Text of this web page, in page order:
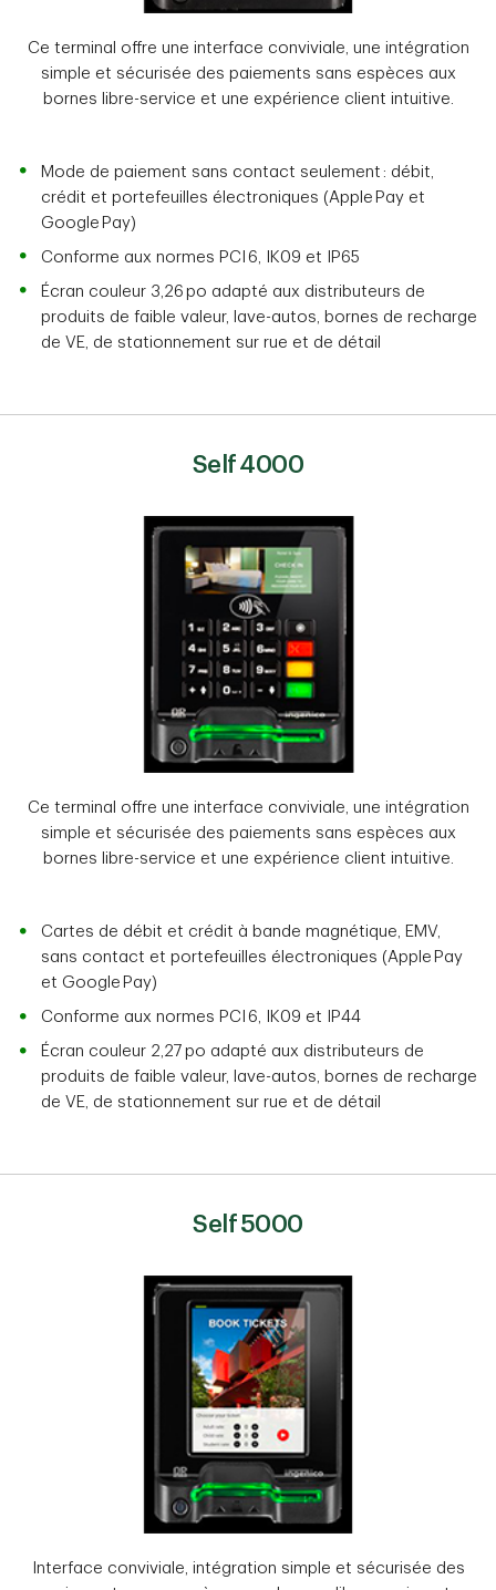
Ce terminal offre une interface conviviale, une intégration
simple et sécurisée des paiements sans espèces aux
bornes libre-service et une expérience client intuitive.
Mode de paiement sans contact seulement : débit,
crédit et portefeuilles électroniques (Apple Pay et
Google Pay)
Conforme aux normes PCI 6, IK09 et IP65
Écran couleur 3,26 po adapté aux distributeurs de
produits de faible valeur, lave-autos, bornes de recharge
de VE, de stationnement sur rue et de détail
Self 4000
Ce terminal offre une interface conviviale, une intégration
simple et sécurisée des paiements sans espèces aux
bornes libre-service et une expérience client intuitive.
Cartes de débit et crédit à bande magnétique, EMV,
sans contact et portefeuilles électroniques (Apple Pay
et Google Pay)
Conforme aux normes PCI 6, IK09 et IP44
Écran couleur 2,27 po adapté aux distributeurs de
produits de faible valeur, lave-autos, bornes de recharge
de VE, de stationnement sur rue et de détail
Self 5000
Interface conviviale, intégration simple et sécurisée des